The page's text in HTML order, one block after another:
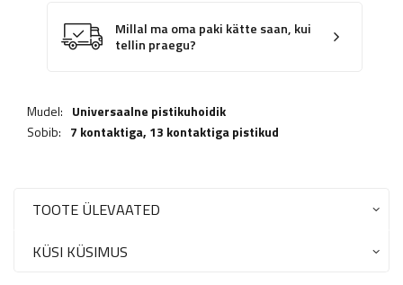
Millal ma oma paki kätte saan, kui
tellin praegu?
Mudel: Universaalne pistikuhoidik
Sobib: 7 kontaktiga, 13 kontaktiga pistikud
TOOTE ÜLEVAATED
KÜSI KÜSIMUS